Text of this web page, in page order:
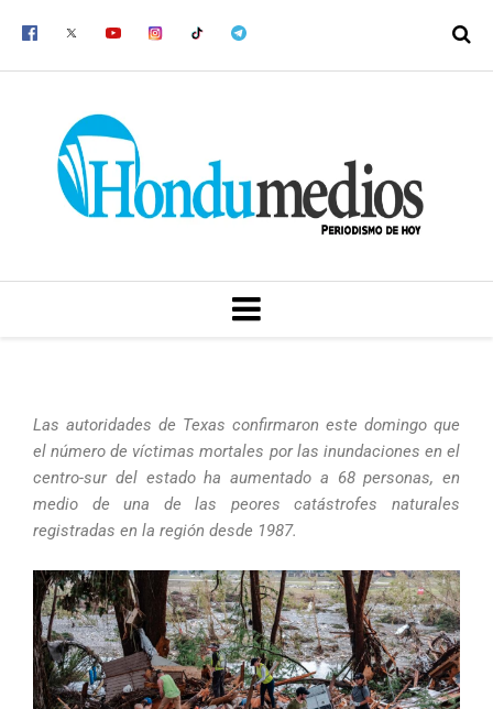
MENU
Las autoridades de Texas confirmaron este domingo que
el número de víctimas mortales por las inundaciones en el
centro-sur del estado ha aumentado a 68 personas, en
medio de una de las peores catástrofes naturales
registradas en la región desde 1987.